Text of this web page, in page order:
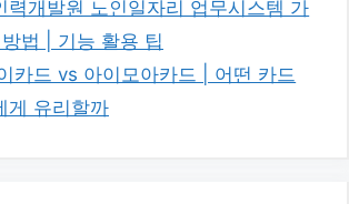
력개발원 노인일자리 업무시스템 가
법 | 기능 활용 팁
카드 vs 아이모아카드 | 어떤 카드
게 유리할까